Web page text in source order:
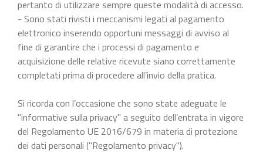
pertanto di utilizzare sempre queste modalità di accesso.
- Sono stati rivisti i meccanismi legati al pagamento
elettronico inserendo opportuni messaggi di avviso al
fine di garantire che i processi di pagamento e
acquisizione delle relative ricevute siano correttamente
completati prima di procedere all’invio della pratica.
Si ricorda con l’occasione che sono state adeguate le
"informative sulla privacy" a seguito dell’entrata in vigore
del Regolamento UE 2016/679 in materia di protezione
dei dati personali ("Regolamento privacy").